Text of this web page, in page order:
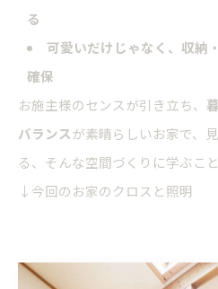
る
可愛いだけじゃなく、収納
確保
お施主様のセンスが引き立ち、
バランスが素晴らしいお家で、
る、そんな空間づくりに学ぶこ
↓今回のお家のクロスと照明
次回の見学会について